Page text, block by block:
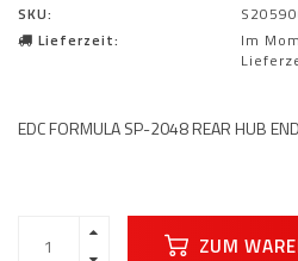
SKU:
Lieferzeit:
Im
EDC FORMULA SP-2048 REAR HUB
ZUM